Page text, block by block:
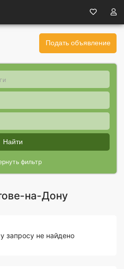
Подать объявление
Найти
фильтр
на-Дону
запросу не найдено